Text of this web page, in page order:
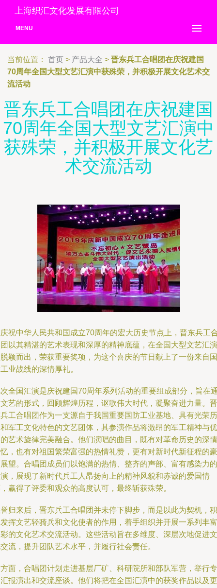
上海织汇文化发展有限公司
MENU
当前位置： 首页 > 产品大全 > 晋东兵工合唱团在庆祝建国
70周年全国大型文艺汇演中获殊荣，并积极开展文化艺术交
流活动
晋东兵工合唱团在庆祝建国
70周年全国大型文艺汇演中
获殊荣，并积极开展文化艺
术交流活动
祝中华人民共和国成立70周年的宏大历史节点上，晋东兵工
以其精湛的艺术表现和深厚的精神底蕴，在全国大型文艺汇演
颖而出，荣获重要奖项，为这个喜庆的节日献上了一份来自国
业战线的深情厚礼。
全国汇演是庆祝建国70周年系列活动的重要组成部分，旨在
艺的形式，回顾辉煌历程，讴歌伟大时代，凝聚奋进力量。晋
工合唱团作为一支源自于我国重要国防工业基地、具有光荣历
军工文化特色的文艺团体，其参演作品将激昂的军工精神与优
艺术旋律完美融合。他们演唱的曲目，既有对革命历史的深情
，也有对祖国繁荣富强的热情礼赞，更有对新时代新征程的豪
望。合唱团成员们以饱满的热情、整齐的声部、富有感染力的
，展现了新时代兵工人昂扬向上的精神风貌和赤诚的爱国情
赢得了评委和观众的高度认可，最终斩获殊荣。
归来后，晋东兵工合唱团并未停下脚步，而是以此为契机，积
挥文艺轻骑兵和文化使者的作用，着手组织并开展一系列丰富
的文化艺术交流活动。这些活动旨在多维度、深层次地促进文
流，提升团队艺术水平，并履行社会责任。
面，合唱团计划走进基层厂矿、科研院所和部队军营，举行专
报演出和交流座谈。他们将把在全国汇演中的获奖作品以及更